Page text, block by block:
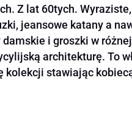
Z lat 60tych.
jeansowe katany a
damskie i groszki w
architekturę. To
kolekcji stawiając